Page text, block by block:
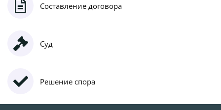
Составление договора
Суд
Решение спора